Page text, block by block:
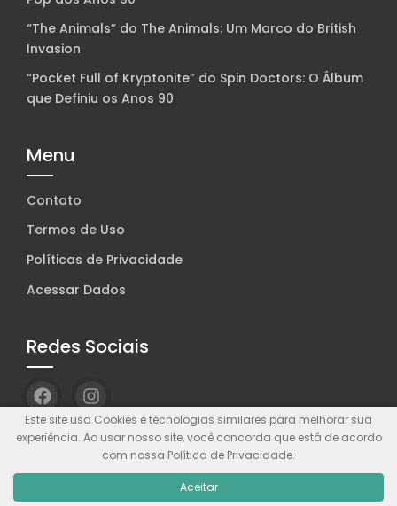
“The Animals” do The Animals: Um Marco do British
Invasion
“Pocket Full of Kryptonite” do Spin Doctors: O Álbum
que Definiu os Anos 90
Menu
Contato
Termos de Uso
Políticas de Privacidade
Acessar Dados
Redes Sociais
Este site usa Cookies e tecnologias similares para melhorar sua
experiência. Ao usar nosso site, você concorda que está de acordo
com nossa Política de Privacidade.
Aceitar